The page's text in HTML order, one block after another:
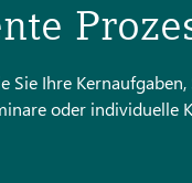
Sie Ihre
oder individuelle